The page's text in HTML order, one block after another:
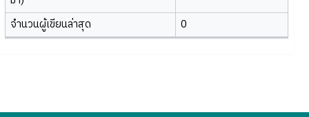
จำนวนผู้เขียนล่าสุด 0